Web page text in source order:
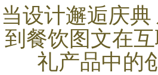
当设计邂逅庆典
到餐饮图文在
礼产品中的